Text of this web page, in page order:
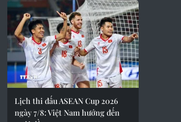
Lịch thi đấu ASEAN Cup 2026
ngày 7/8: Việt Nam hướng đến